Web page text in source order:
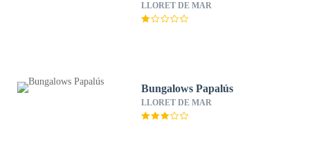
LLORET DE MAR
Bungalows Papalús
LLORET DE MAR